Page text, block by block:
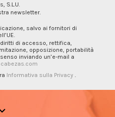
S.L.U.
newsletter.
salvo ai fornitori di
di accesso, rettifica,
opposizione, portabilità
inviando un’e-mail a
Informativa sulla Privacy